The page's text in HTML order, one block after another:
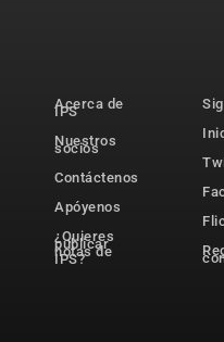
Acerca de
IPS
Nuestros
socios
Contáctenos
Apóyenos
¿Quieres
publicar
notas de
IPS?